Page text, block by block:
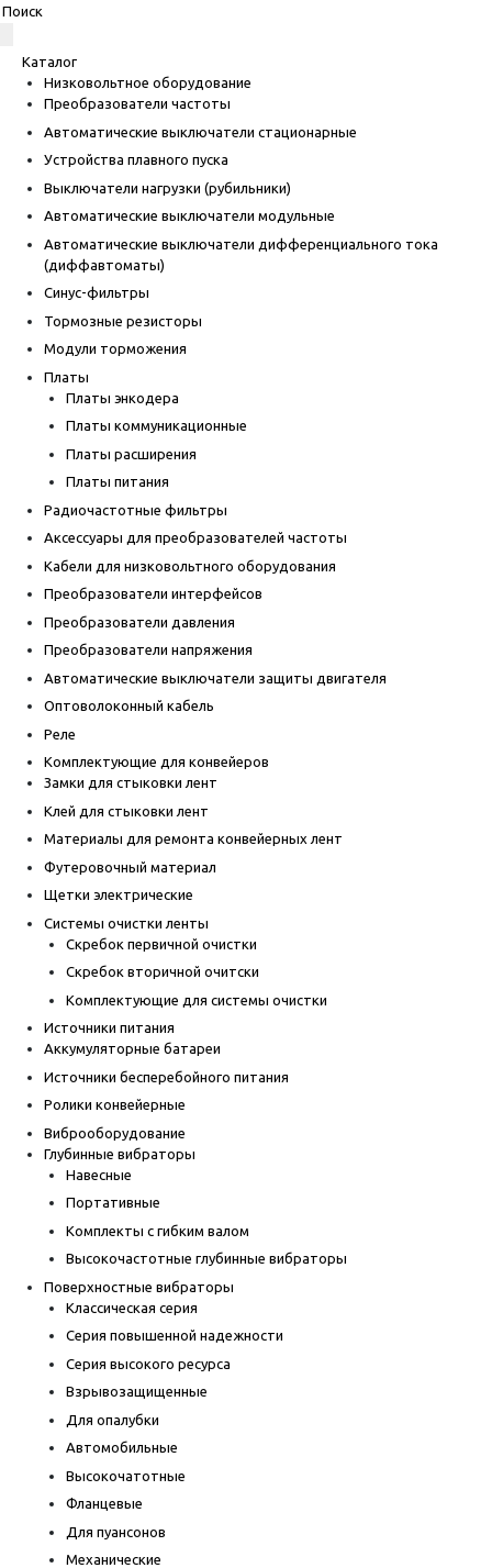
Каталог
Низковольтное оборудование
Преобразователи частоты
Автоматические выключатели стационарные
Устройства плавного пуска
Выключатели нагрузки (рубильники)
Автоматические выключатели модульные
Автоматические выключатели дифференциального тока
(диффавтоматы)
Синус-фильтры
Тормозные резисторы
Модули торможения
Платы
Платы энкодера
Платы коммуникационные
Платы расширения
Платы питания
Радиочастотные фильтры
Аксессуары для преобразователей частоты
Кабели для низковольтного оборудования
Преобразователи интерфейсов
Преобразователи давления
Преобразователи напряжения
Автоматические выключатели защиты двигателя
Оптоволоконный кабель
Реле
Комплектующие для конвейеров
Замки для стыковки лент
Клей для стыковки лент
Материалы для ремонта конвейерных лент
Футеровочный материал
Щетки электрические
Системы очистки ленты
Скребок первичной очистки
Скребок вторичной очитски
Комплектующие для системы очистки
Источники питания
Аккумуляторные батареи
Источники бесперебойного питания
Ролики конвейерные
Виброоборудование
Глубинные вибраторы
Навесные
Портативные
Комплекты с гибким валом
Высокочастотные глубинные вибраторы
Поверхностные вибраторы
Классическая серия
Серия повышенной надежности
Серия высокого ресурса
Взрывозащищенные
Для опалубки
Автомобильные
Высокочатотные
Фланцевые
Для пуансонов
Механические